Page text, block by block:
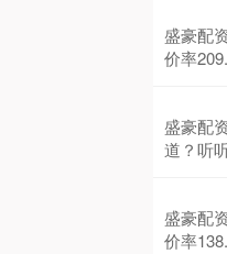
盛豪配
价率
盛豪配
道？听
盛豪配
价率